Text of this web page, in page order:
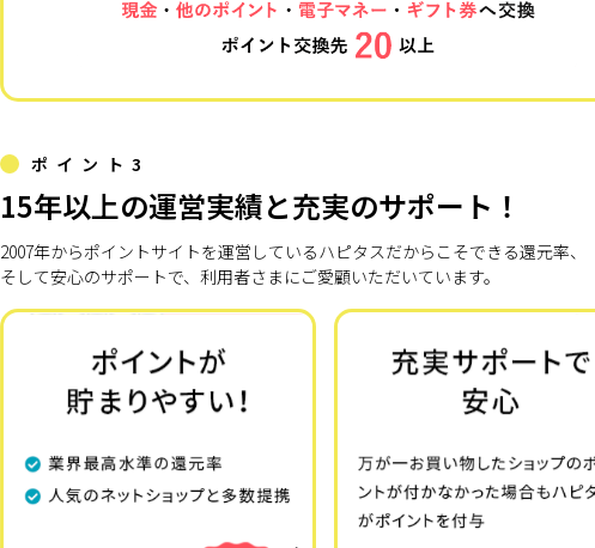
ポイント3
15年以上の運営実績と充実のサポート！
2007年からポイントサイトを運営しているハピタスだからこそできる還元率、
そして安心のサポートで、利用者さまにご愛顧いただいています。